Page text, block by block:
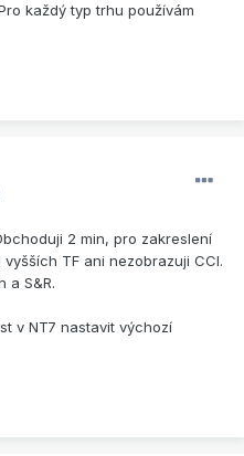
každý typ trhu používám
2 min, pro zakreslení
vyšších TF ani nezobrazuji CCI.
a S&R.
v NT7 nastavit výchozí